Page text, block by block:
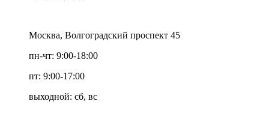
Москва, Волгоградский проспект 45
пн-чт: 9:00-18:00
пт: 9:00-17:00
выходной: сб, вс